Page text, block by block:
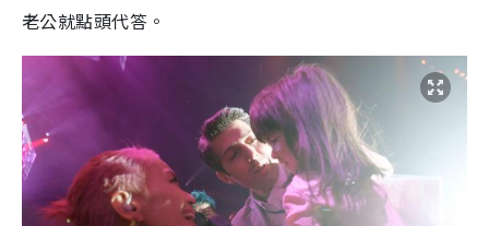
老公就點頭代答。